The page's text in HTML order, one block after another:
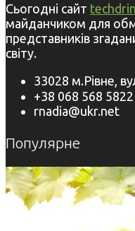
Сьогодні сайт
майданчиком для
представників
світу.
33028 м.Рівне,
+38 068 568 5822
rnadia@ukr.net
Популярне